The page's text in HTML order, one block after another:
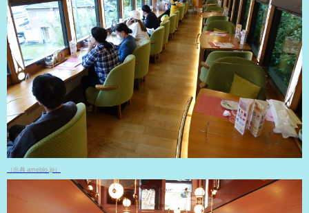
（出典 ameblo.jp）